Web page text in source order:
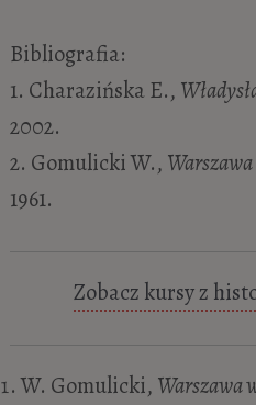
Bibliografia:
1. Charazińska E.,
2002.
2. Gomulicki W.,
1961.
Zobacz kursy z
W. Gomulicki, Warszawa